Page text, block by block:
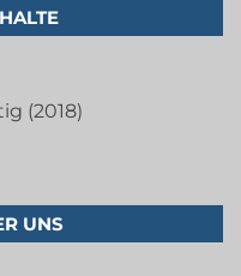
(2018)
UNS